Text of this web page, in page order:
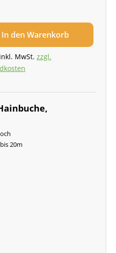
In den Warenkorb
MwSt. zzgl.
20m